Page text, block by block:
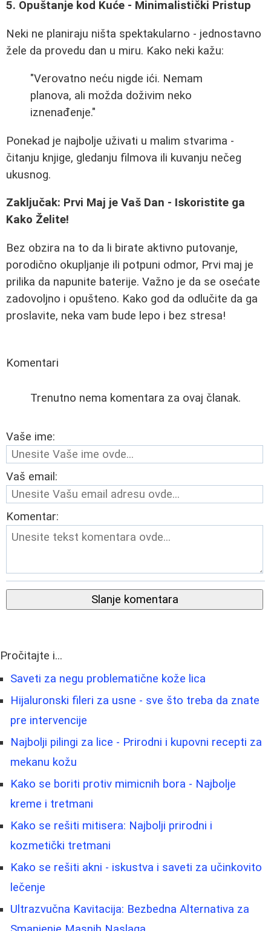
5. Opuštanje kod Kuće - Minimalistički Pristup
Neki ne planiraju ništa spektakularno - jednostavno
žele da provedu dan u miru. Kako neki kažu:
"Verovatno neću nigde ići. Nemam
planova, ali možda doživim neko
iznenađenje."
Ponekad je najbolje uživati u malim stvarima -
čitanju knjige, gledanju filmova ili kuvanju nečeg
ukusnog.
Zaključak: Prvi Maj je Vaš Dan - Iskoristite ga
Kako Želite!
Bez obzira na to da li birate aktivno putovanje,
porodično okupljanje ili potpuni odmor, Prvi maj je
prilika da napunite baterije. Važno je da se osećate
zadovoljno i opušteno. Kako god da odlučite da ga
proslavite, neka vam bude lepo i bez stresa!
Komentari
Trenutno nema komentara za ovaj članak.
Vaše ime:
Vaš email:
Komentar:
Slanje komentara
Pročitajte i...
Saveti za negu problematične kože lica
Hijaluronski fileri za usne - sve što treba da znate
pre intervencije
Najbolji pilingi za lice - Prirodni i kupovni recepti za
mekanu kožu
Kako se boriti protiv mimicnih bora - Najbolje
kreme i tretmani
Kako se rešiti mitisera: Najbolji prirodni i
kozmetički tretmani
Kako se rešiti akni - iskustva i saveti za učinkovito
lečenje
Ultrazvučna Kavitacija: Bezbedna Alternativa za